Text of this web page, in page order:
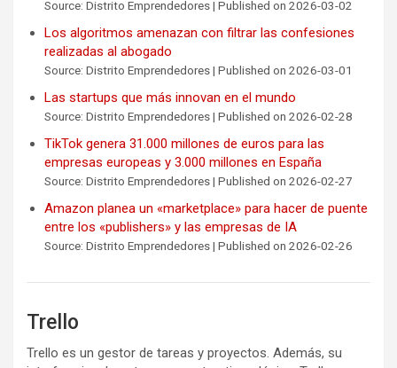
Source: Distrito Emprendedores Published on 2026-03-02
Los algoritmos amenazan con filtrar las confesiones
realizadas al abogado
Source: Distrito Emprendedores Published on 2026-03-01
Las startups que más innovan en el mundo
Source: Distrito Emprendedores Published on 2026-02-28
TikTok genera 31.000 millones de euros para las
empresas europeas y 3.000 millones en España
Source: Distrito Emprendedores Published on 2026-02-27
Amazon planea un «marketplace» para hacer de puente
entre los «publishers» y las empresas de IA
Source: Distrito Emprendedores Published on 2026-02-26
Trello
Trello es un gestor de tareas y proyectos. Además, su